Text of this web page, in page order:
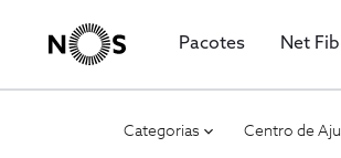
Pacotes Net
Categorias Centro de